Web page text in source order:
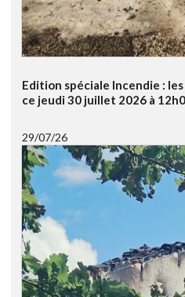
Edition spéciale Incendie :
ce jeudi 30 juillet 2026 à
29/07/26